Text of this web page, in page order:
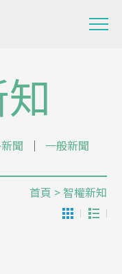
聞 │ 一般新聞
首頁 > 智權新知